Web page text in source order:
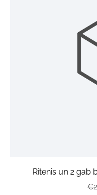
Ritenis un 2 gab